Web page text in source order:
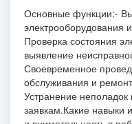
Основные функции:-
электрооборудования
Проверка состояния
выявление
Своевременное
обслуживания и
Устранение
заявкам.Какие навыки